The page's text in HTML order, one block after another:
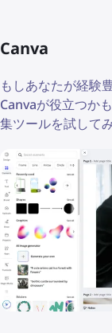
Canva
もしあなたが経験
Canvaが役立つか
集ツールを試して